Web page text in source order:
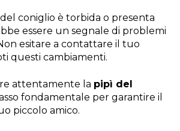
del coniglio è torbida o presenta
essere un segnale di problemi
esitare a contattare il tuo
questi cambiamenti.
attentamente la pipì del
fondamentale per garantire il
piccolo amico.